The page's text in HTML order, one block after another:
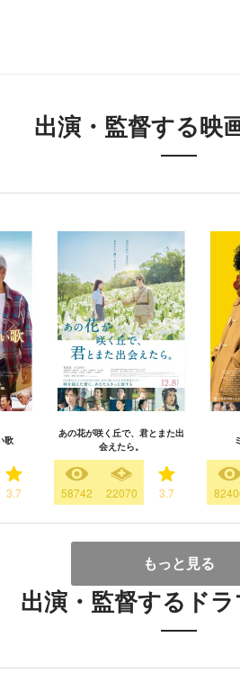
出演・監督する映
歌
3.7
あの花が咲く丘で、君とまた出
会えたら。
58742 22070 3.7
もっと見る
出演・監督するド